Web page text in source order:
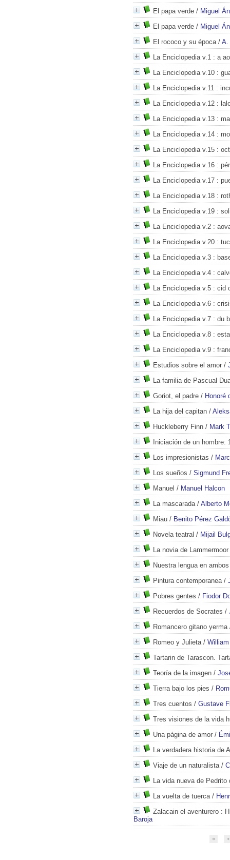
El papa verde / Miguel
El papa verde / Miguel
El rococo y su época/ A.
La Enciclopedia v.1 : a
La Enciclopedia v.10 :
La Enciclopedia v.11 :
La Enciclopedia v.12 :
La Enciclopedia v.13 :
La Enciclopedia v.14 :
La Enciclopedia v.15 :
La Enciclopedia v.16 :
La Enciclopedia v.17 :
La Enciclopedia v.18 :
La Enciclopedia v.19 :
La Enciclopedia v.2 :
La Enciclopedia v.20 :
La Enciclopedia v.3 :
La Enciclopedia v.4 :
La Enciclopedia v.5 : cid
La Enciclopedia v.6 :
La Enciclopedia v.7 : du
La Enciclopedia v.8 :
La Enciclopedia v.9 :
Estudios sobre el amor /
La familia de Pascual
Goriot, el padre / Honoré
La hija del capitan /
Huckleberry Finn / Mark
Iniciación de un hombre:
Los impresionistas /
Los sueños / Sigmund
Manuel / Manuel Halcon
La mascarada/ Alberto
Miau / Benito Pérez
Novela teatral / Mijail
La novia de Lammermoor
Nuestra lengua en
Pintura contemporanea/
Pobres gentes / Fiodor
Recuerdos de Socrates /
Romancero gitano yerma
Romeo y Julieta/
Tartarin de Tarascon.
Teoría de la imagen /
Tierra bajo los pies /
Tres cuentos / Gustave
Tres visiones de la vida
Una página de amor /
La verdadera historia de
Viaje de un naturalista/
La vida nueva de Pedrito
La vuelta de tuerca/
Zalacain el aventurero :
Baroja